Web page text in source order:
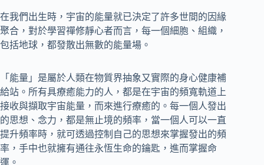
在我們出生時，宇宙的能量就已決定了許多世間的因緣
聚合，對於學習禪修靜心者而言，每一個細胞、組織，
包括地球，都發散出無數的能量場。
「能量」是屬於人類在物質界抽象又實際的身心健康補
給站。所有具療癒能力的人，都是在宇宙的頻寬軌道上
接收與擷取宇宙能量，而來進行療癒的。每一個人發出
的思想、念力，都是無止境的頻率，當一個人可以一直
提升頻率時，就可透過控制自己的思想來掌握發出的頻
率，手中也就擁有通往永恆生命的鑰匙，進而掌握命
運。